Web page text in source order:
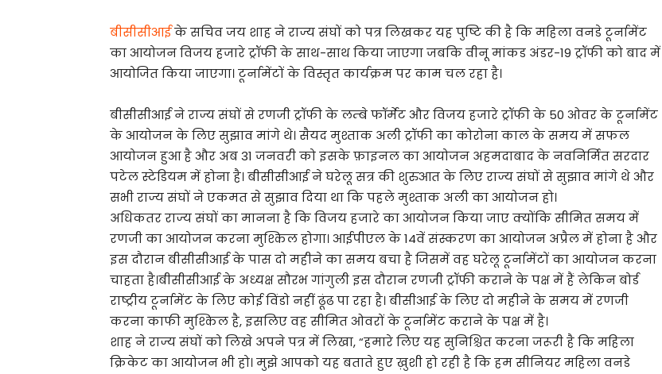
बीसीसीआईके सचिव जय शाह ने राज्य संघों को पत्र लिखकर यह पुष्टि की है कि महिला वनडे टूर्नामेंट
का आयोजन विजय हजारे ट्रॉफी के साथ-साथ किया जाएगा जबकि वीनू मांकड अंडर-19 ट्रॉफी को बाद में
आयोजित किया जाएगा। टूर्नामेंटों के विस्तृत कार्यक्रम पर काम चल रहा है।
बीसीसीआई ने राज्य संघों से रणजी ट्रॉफी के लम्बे फॉर्मेट और विजय हजारे ट्रॉफी के 50 ओवर के टूर्नामेंट
के आयोजन के लिए सुझाव मांगे थे। सैयद मुश्ताक अली ट्रॉफी का कोरोना काल के समय में सफल
आयोजन हुआ है और अब 31 जनवरी को इसके फ़ाइनल का आयोजन अहमदाबाद के नवनिर्मित सरदार
पटेल स्टेडियम में होना है। बीसीसीआई ने घरेलू सत्र की शुरुआत के लिए राज्य संघों से सुझाव मांगे थे और
सभी राज्य संघों ने एकमत से सुझाव दिया था कि पहले मुश्ताक अली का आयोजन हो।
अधिकतर राज्य संघों का मानना है कि विजय हजारे का आयोजन किया जाए क्योंकि सीमित समय में
रणजी का आयोजन करना मुश्किल होगा। आईपीएल के 14वें संस्करण का आयोजन अप्रैल में होना है और
इस दौरान बीसीसीआई के पास दो महीने का समय बचा है जिसमें वह घरेलू टूर्नामेंटों का आयोजन करना
चाहता है।बीसीसीआई के अध्यक्ष सौरभ गांगुली इस दौरान रणजी ट्रॉफी कराने के पक्ष में हैं लेकिन बोर्ड
राष्ट्रीय टूर्नामेंट के लिए कोई विंडो नहीं ढूंढ पा रहा है। बीसीआई के लिए दो महीने के समय में रणजी
करना काफी मुश्किल है, इसलिए वह सीमित ओवरों के टूर्नामेंट कराने के पक्ष में है।
शाह ने राज्य संघों को लिखे अपने पत्र में लिखा, “हमारे लिए यह सुनिश्चित करना जरूरी है कि महिला
क्रिकेट का आयोजन भी हो। मुझे आपको यह बताते हुए ख़ुशी हो रही है कि हम सीनियर महिला वनडे